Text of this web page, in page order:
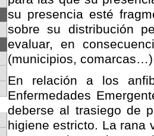
su presencia esté
sobre su distribución
evaluar, en
(municipios,
En relación a los
Enfermedades
deberse al trasiego de
higiene estricto. La rana